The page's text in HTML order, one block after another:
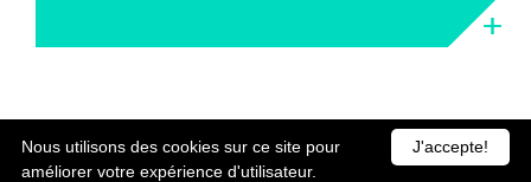
J'accepte!
Nous utilisons des cookies sur ce site pour
améliorer votre expérience d'utilisateur.